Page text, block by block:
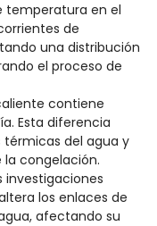
temperatura en el
de
una distribución
el proceso de
contiene
Esta diferencia
térmicas del agua y
congelación.
investigaciones
los enlaces de
afectando su